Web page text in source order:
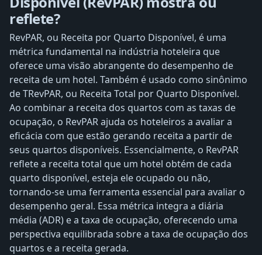
reflete?
RevPAR, ou Receita por Quarto Disponível, é uma
métrica fundamental na indústria hoteleira que
oferece uma visão abrangente do desempenho de
receita de um hotel. Também é usado como sinônimo
de TRevPAR, ou Receita Total por Quarto Disponível.
Ao combinar a receita dos quartos com as taxas de
ocupação, o RevPAR ajuda os hoteleiros a avaliar a
eficácia com que estão gerando receita a partir de
seus quartos disponíveis. Essencialmente, o RevPAR
reflete a receita total que um hotel obtém de cada
quarto disponível, esteja ele ocupado ou não,
tornando-se uma ferramenta essencial para avaliar o
desempenho geral. Essa métrica integra a diária
média (ADR) e a taxa de ocupação, oferecendo uma
perspectiva equilibrada sobre a taxa de ocupação dos
quartos e a receita gerada.